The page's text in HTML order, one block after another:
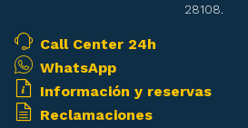
Condiciones del Transporte
Mascotas
Armas deportivas
Equipajes especiales
Pasajeros en camilla
Pasajeros con necesidades de
28108.
Call Center 24h
WhatsApp
Información y reservas
Reclamaciones